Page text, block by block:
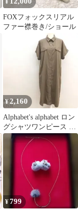
¥
FOXフォックスリアル
ファー襟巻き/ショール
¥2,160
Alphabet's alphabet ロン
グシャツワンピース カ
ーキ Fサイズ
¥799